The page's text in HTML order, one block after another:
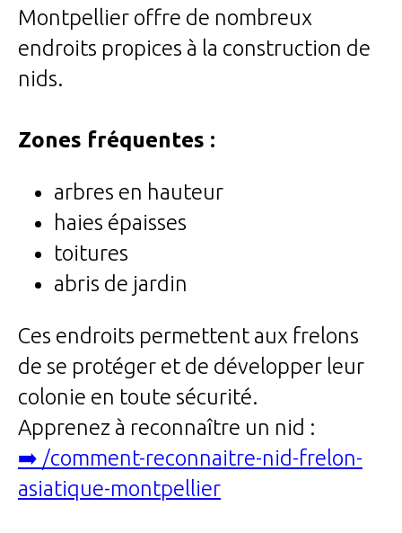
Montpellier offre de nombreux
endroits propices à la construction de
nids.
Zones fréquentes :
arbres en hauteur
haies épaisses
toitures
abris de jardin
Ces endroits permettent aux frelons
de se protéger et de développer leur
colonie en toute sécurité.
Apprenez à reconnaître un nid :
➡️ /comment-reconnaitre-nid-frelon-
asiatique-montpellier